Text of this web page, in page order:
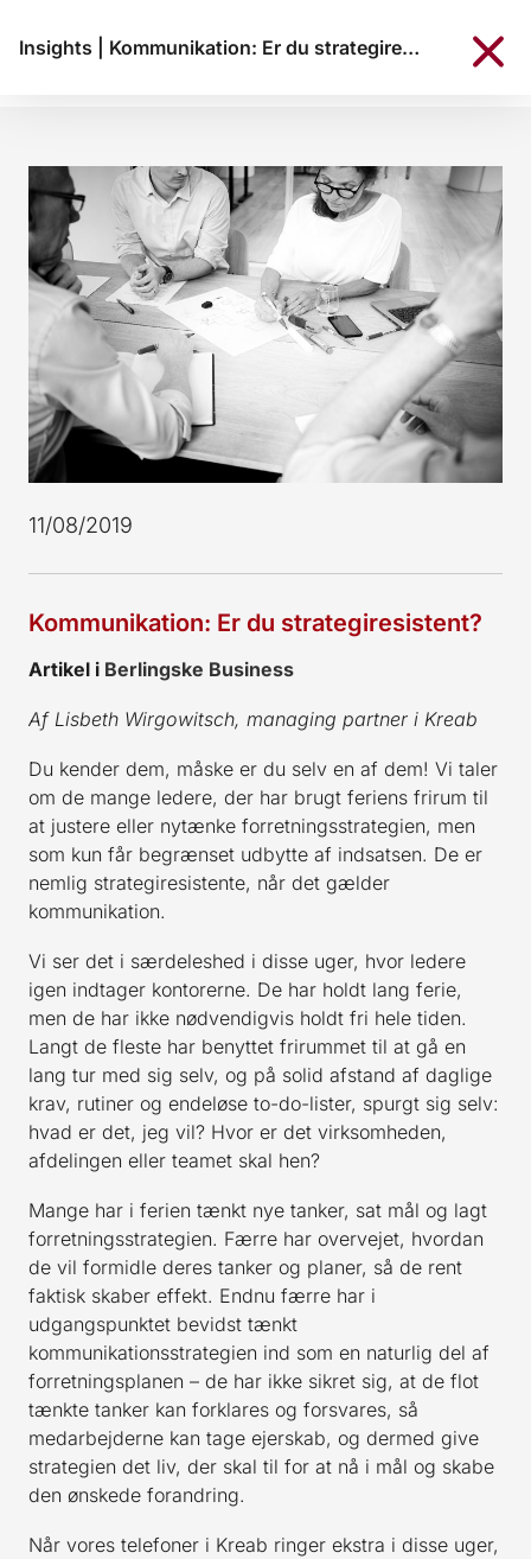
Insights Kommunikation: Er du strategiresistent?
11/08/2019
Kommunikation: Er du strategiresistent?
Artikel i Berlingske Business
Af Lisbeth Wirgowitsch, managing partner i Kreab
Du kender dem, måske er du selv en af dem! Vi taler
om de mange ledere, der har brugt feriens frirum til
at justere eller nytænke forretningsstrategien, men
som kun får begrænset udbytte af indsatsen. De er
nemlig strategiresistente, når det gælder
kommunikation.
Vi ser det i særdeleshed i disse uger, hvor ledere
igen indtager kontorerne. De har holdt lang ferie,
men de har ikke nødvendigvis holdt fri hele tiden.
Langt de fleste har benyttet frirummet til at gå en
lang tur med sig selv, og på solid afstand af daglige
krav, rutiner og endeløse to-do-lister, spurgt sig selv:
hvad er det, jeg vil? Hvor er det virksomheden,
afdelingen eller teamet skal hen?
Mange har i ferien tænkt nye tanker, sat mål og lagt
forretningsstrategien. Færre har overvejet, hvordan
de vil formidle deres tanker og planer, så de rent
faktisk skaber effekt. Endnu færre har i
udgangspunktet bevidst tænkt
kommunikationsstrategien ind som en naturlig del af
forretningsplanen – de har ikke sikret sig, at de flot
tænkte tanker kan forklares og forsvares, så
medarbejderne kan tage ejerskab, og dermed give
strategien det liv, der skal til for at nå i mål og skabe
den ønskede forandring.
Når vores telefoner i Kreab ringer ekstra i disse uger,